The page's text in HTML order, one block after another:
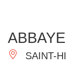
IMPRESCINDIBLES
SAINT-